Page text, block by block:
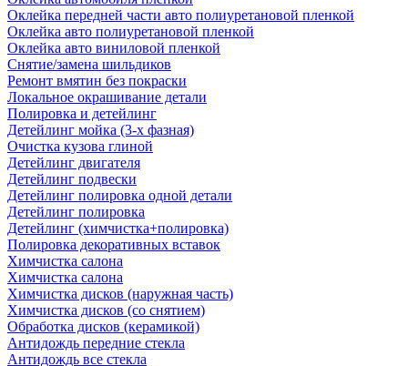
Оклейка передней части авто полиуретановой пленкой
Оклейка авто полиуретановой пленкой
Оклейка авто виниловой пленкой
Снятие/замена шильдиков
Ремонт вмятин без покраски
Локальное окрашивание детали
Полировка и детейлинг
Детейлинг мойка (3-х фазная)
Очистка кузова глиной
Детейлинг двигателя
Детейлинг подвески
Детейлинг полировка одной детали
Детейлинг полировка
Детейлинг (химчистка+полировка)
Полировка декоративных вставок
Химчистка салона
Химчистка салона
Химчистка дисков (наружная часть)
Химчистка дисков (со снятием)
Обработка дисков (керамикой)
Антидождь передние стекла
Антидождь все стекла